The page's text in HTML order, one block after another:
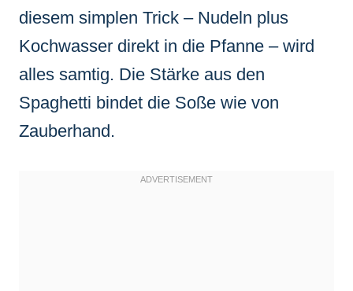
diesem simplen Trick – Nudeln plus
Kochwasser direkt in die Pfanne – wird
alles samtig. Die Stärke aus den
Spaghetti bindet die Soße wie von
Zauberhand.